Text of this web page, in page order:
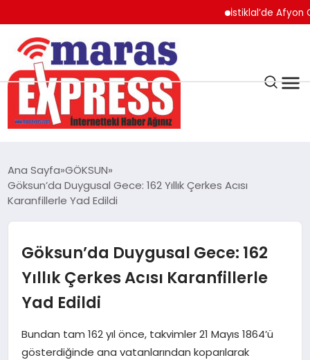
İstiklal’de Afyon
K.MARAŞ
ANDIRIN
AFŞİN
BİZE ULAŞIN
GÖKSUN
Ana Sayfa GÖKSUN
Göksun’da Duygusal Gece: 162 Yıllık Çerkes Acısı
Karanfillerle Yad Edildi
Göksun’da Duygusal Gece: 162
Yıllık Çerkes Acısı Karanfillerle
Yad Edildi
Bundan tam 162 yıl önce, takvimler 21 Mayıs 1864’ü
gösterdiğinde ana vatanlarından koparılarak